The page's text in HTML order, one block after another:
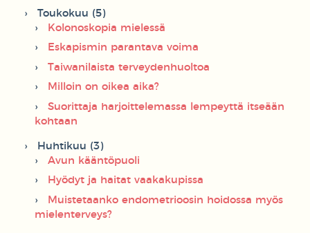
Toukokuu (5)
Kolonoskopia mielessä
Eskapismin parantava voima
Taiwanilaista terveydenhuoltoa
Milloin on oikea aika?
Suorittaja harjoittelemassa lempeyttä itseään
kohtaan
Huhtikuu (3)
Avun kääntöpuoli
Hyödyt ja haitat vaakakupissa
Muistetaanko endometrioosin hoidossa myös
mielenterveys?